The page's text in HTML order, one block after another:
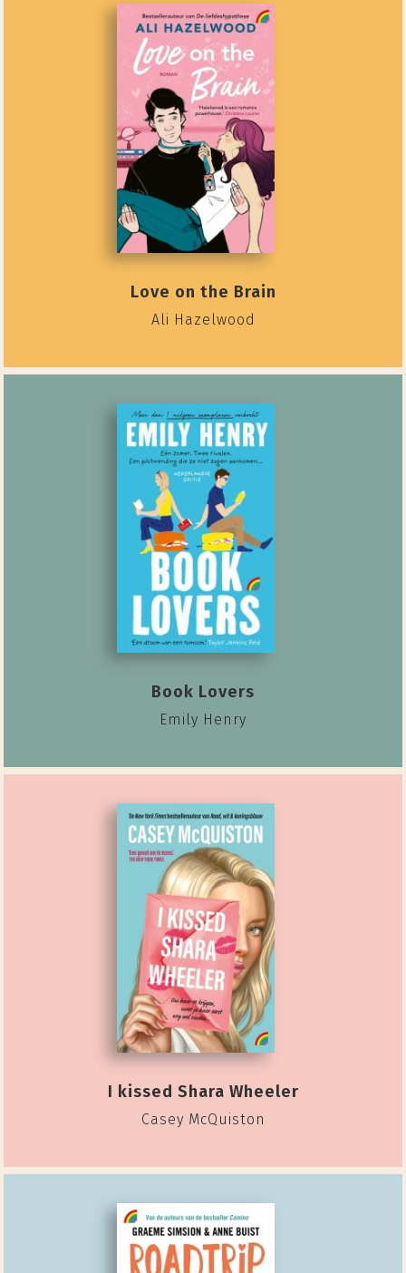
Love on the Brain
Ali Hazelwood
Book Lovers
Emily Henry
I kissed Shara Wheeler
Casey McQuiston